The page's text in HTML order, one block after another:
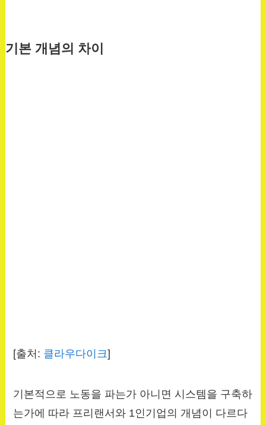
기본 개념의 차이
[출처: 클라우다이크]
기본적으로 노동을 파는가 아니면 시스템을 구축하
는가에 따라 프리랜서와 1인기업의 개념이 다르다